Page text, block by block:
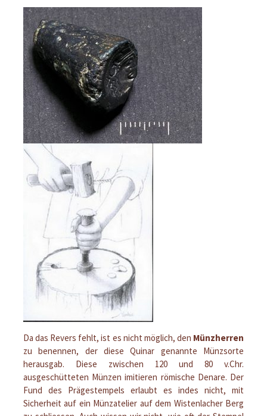
Da das Revers fehlt, ist es nicht möglich, den Münzherren
zu benennen, der diese Quinar genannte Münzsorte
herausgab. Diese zwischen 120 und 80 v.Chr.
ausgeschütteten Münzen imitieren römische Denare. Der
Fund des Prägestempels erlaubt es indes nicht, mit
Sicherheit auf ein Münzatelier auf dem Wistenlacher Berg